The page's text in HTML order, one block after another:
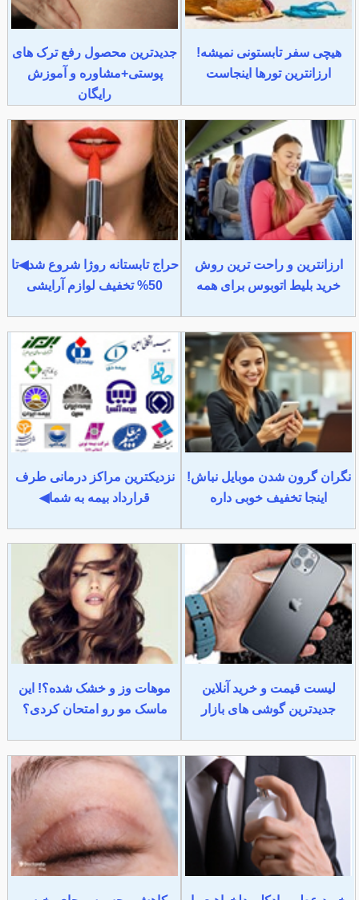
هیچی سفر تابستونی نمیشه!
ارزانترین تورها اینجاست
جدیدترین محصول رفع ترک های
پوستی+مشاوره و آموزش
رایگان
ارزانترین و راحت ترین روش
خرید بلیط اتوبوس برای همه
حراج تابستانه روژا شروع شد◀تا
50% تخفیف لوازم آرایشی
نگران گرون شدن موبایل نباش!
اینجا تخفیف خوبی داره
نزدیکترین مراکز درمانی طرف
قرارداد بیمه به شما◀
لیست قیمت و خرید آنلاین
جدیدترین گوشی های بازار
موهات وز و خشک شده؟! این
ماسک مو رو امتحان کردی؟